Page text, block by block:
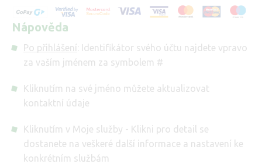
Nápověda
Po přihlášení: Identifikátor svého účtu najdete vpravo
za vaším jménem za symbolem #
Kliknutím na své jméno můžete aktualizovat
kontaktní údaje
Kliknutím v Moje služby - Klikni pro detail se
dostanete na veškeré další informace a nastavení ke
konkrétním službám